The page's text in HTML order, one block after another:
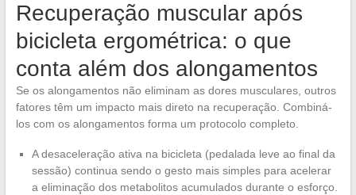
Recuperação muscular após
bicicleta ergométrica: o que
conta além dos alongamentos
Se os alongamentos não eliminam as dores musculares, outros
fatores têm um impacto mais direto na recuperação. Combiná-
los com os alongamentos forma um protocolo completo.
A desaceleração ativa na bicicleta (pedalada leve ao final da
sessão) continua sendo o gesto mais simples para acelerar
a eliminação dos metabolitos acumulados durante o esforço.